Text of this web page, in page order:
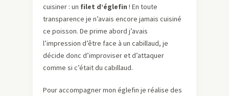
cuisiner : un filet d’églefin ! En toute
transparence je n’avais encore jamais cuisiné
ce poisson. De prime abord j’avais
l’impression d’être face à un cabillaud, je
décide donc d’improviser et d’attaquer
comme si c’était du cabillaud.
Pour accompagner mon églefin je réalise des